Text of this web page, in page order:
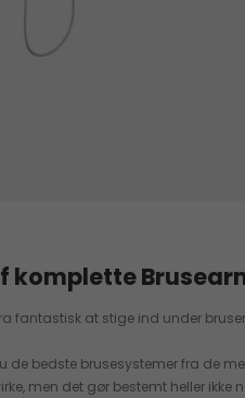
komplette
fantastisk at stige ind under
de bedste brusesystemer fra de
men det gør bestemt heller